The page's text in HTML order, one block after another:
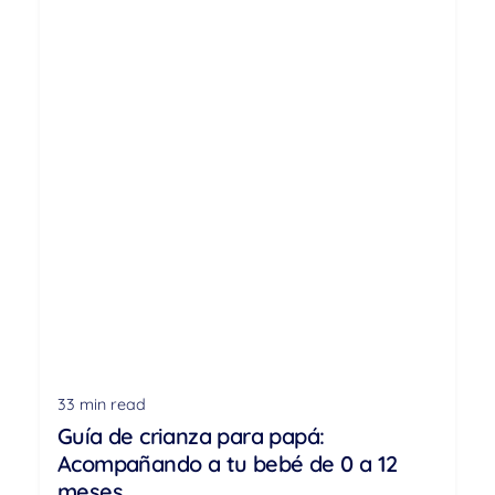
33 min read
Guía de crianza para papá:
Acompañando a tu bebé de 0 a 12